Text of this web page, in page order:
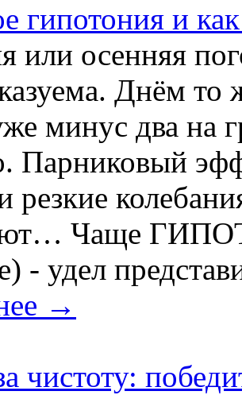
гипотония и
или осенняя
Днём то
минус два на
Парниковый
резкие
Чаще
- удел
→
чистоту: